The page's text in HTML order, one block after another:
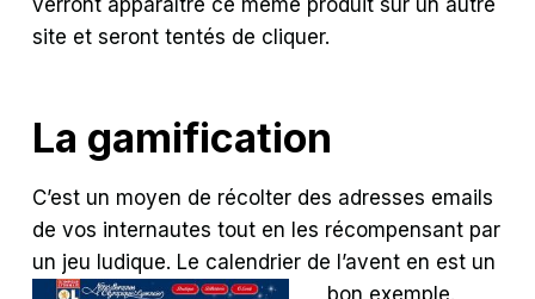
site et seront tentés de cliquer.
La gamification
C’est un moyen de récolter des adresses emails
de vos internautes tout en les récompensant par
un jeu ludique. Le calendrier de l’avent en est un
bon exemple.